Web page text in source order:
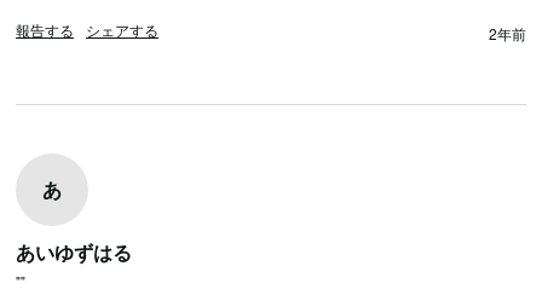
報告する シェアする 2年前
あ
あいゆずはる
""